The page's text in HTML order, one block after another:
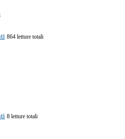
864 letture totali
8 letture totali